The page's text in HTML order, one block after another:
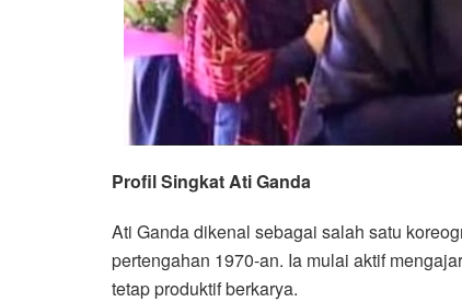
Profil Singkat Ati Ganda
Ati Ganda dikenal sebagai salah satu
pertengahan 1970-an. Ia mulai aktif
tetap produktif berkarya.